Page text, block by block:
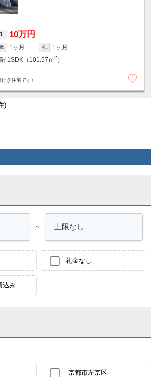
1 10万円
1ヶ月 礼
1ヶ月
1SDK（101.57ｍ2 ）
き住宅です♪
)
～
礼金なし
込み
京都市左京区